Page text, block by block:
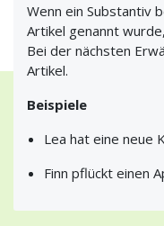
Wenn ein Substantiv
Artikel genannt
Bei der nächsten
Artikel.
Beispiele
Lea hat eine neue
Finn pflückt einen